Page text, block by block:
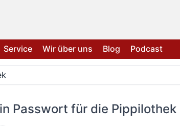
Service Wir über uns Blog Podcast
Passwort für die Pippilothek